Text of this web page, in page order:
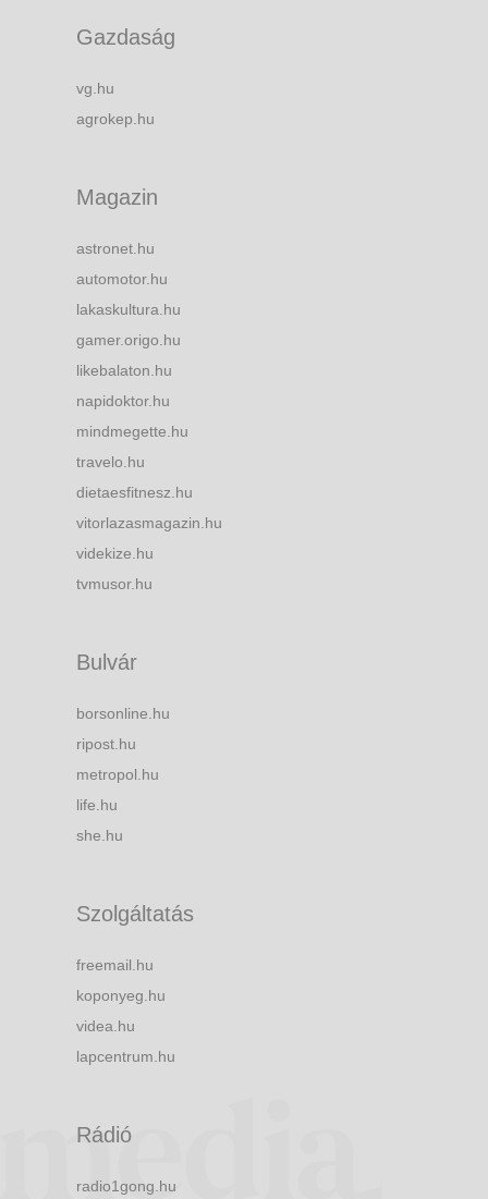
Gazdaság
vg.hu
agrokep.hu
Magazin
astronet.hu
automotor.hu
lakaskultura.hu
gamer.origo.hu
likebalaton.hu
napidoktor.hu
mindmegette.hu
travelo.hu
dietaesfitnesz.hu
vitorlazasmagazin.hu
videkize.hu
tvmusor.hu
Bulvár
borsonline.hu
ripost.hu
metropol.hu
life.hu
she.hu
Szolgáltatás
freemail.hu
koponyeg.hu
videa.hu
lapcentrum.hu
Rádió
radio1gong.hu